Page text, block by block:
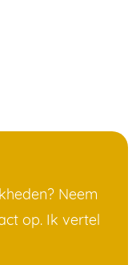
Neem
op. Ik vertel